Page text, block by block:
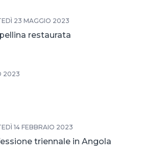
23 MAGGIO 2023
restaurata
2023
14 FEBBRAIO 2023
triennale in Angola